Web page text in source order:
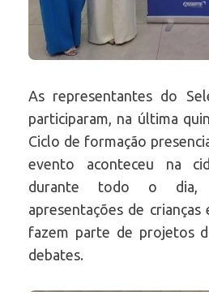
As representantes do
participaram, na última
Ciclo de formação
evento aconteceu na
durante todo o dia,
apresentações de
fazem parte de projetos
debates.